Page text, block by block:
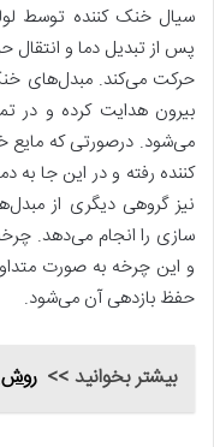
سیال خنک کننده توسط
پس از تبدیل دما و انتقال
حرکت می‌کند. مبدل‌های
بیرون هدایت کرده و در
می‌شود. درصورتی که مایع
کننده رفته و در این جا
نیز گروهی دیگری از
سازی را انجام می‌دهد.
و این چرخه به صورت
حفظ بازدهی آن می‌شود.
بیشتر بخوانید >>